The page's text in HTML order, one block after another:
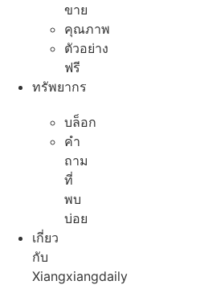
ขาย
คุณภาพ
ตัวอย่าง
ฟรี
ทรัพยากร
บล็อก
คํา
ถาม
ที่
พบ
บ่อย
เกี่ยว
กับ
Xiangxiangdaily